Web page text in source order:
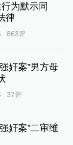
为默示同
律
863评
奸案”男方母
37评
奸案”二审维